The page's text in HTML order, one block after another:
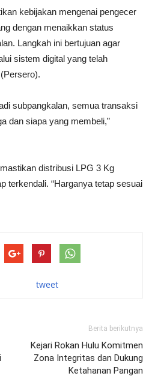
kebijakan mengenai pengecer
dengan menaikkan status
Langkah ini bertujuan agar
sistem digital yang telah
subpangkalan, semua transaksi
dan siapa yang membeli,”
distribusi LPG 3 Kg
terkendali. “Harganya tetap sesuai
tweet
Berita berikutnya
Kejari Rokan Hulu Komitmen
Zona Integritas dan Dukung
Ketahanan Pangan